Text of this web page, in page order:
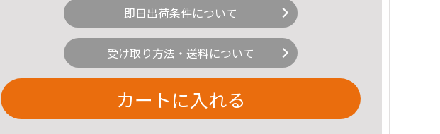
即日出荷条件について
受け取り方法・送料について
カートに入れる